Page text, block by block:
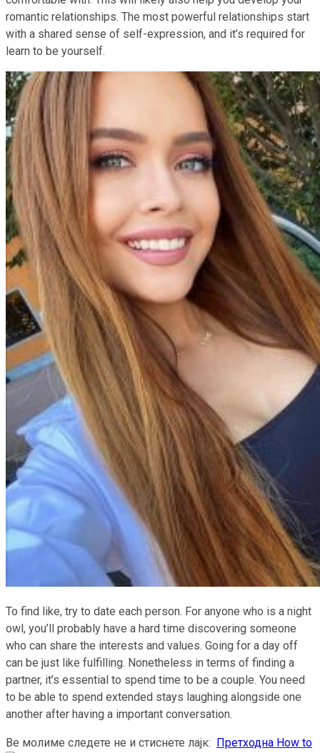
romantic relationships. The most powerful relationships start
with a shared sense of self-expression, and it’s required for
learn to be yourself.
To find like, try to date each person. For anyone who is a night
owl, you’ll probably have a hard time discovering someone
who can share the interests and values. Going for a day off
can be just like fulfilling. Nonetheless in terms of finding a
partner, it’s essential to spend time to be a couple. You need
to be able to spend extended stays laughing alongside one
another after having a important conversation.
Ве молиме следете не и стиснете лајк:
Continue
Претходна How to